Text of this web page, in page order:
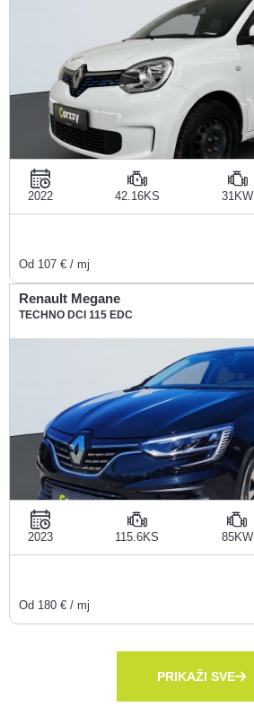
2022 42.16KS 31KW
Od 107 € / mj
Renault Megane
TECHNO DCI 115 EDC
2023 115.6KS 85KW
Od 180 € / mj
PRIKAŽI SVE